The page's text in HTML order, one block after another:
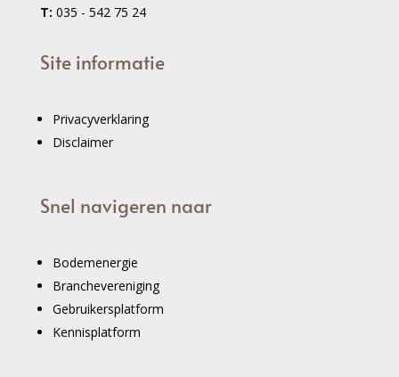
T: 035 - 542 75 24
Site informatie
Privacyverklaring
Disclaimer
Snel navigeren naar
Bodemenergie
Branchevereniging
Gebruikersplatform
Kennisplatform